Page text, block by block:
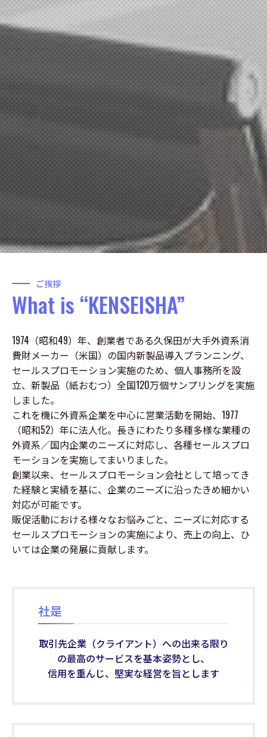
What is “KENSEISHA”
ご挨拶
1974（昭和49）年、創業者である久保田が大手外資系消
費財メーカー（米国）の国内新製品導入プランニング、
セールスプロモーション実施のため、個人事務所を設
立、新製品（紙おむつ）全国120万個サンプリングを実施
しました。
これを機に外資系企業を中心に営業活動を開始、1977
（昭和52）年に法人化。長きにわたり多種多様な業種の
外資系／国内企業のニーズに対応し、各種セールスプロ
モーションを実施してまいりました。
創業以来、セールスプロモーション会社として培ってき
た経験と実績を基に、企業のニーズに沿ったきめ細かい
対応が可能です。
販促活動における様々なお悩みごと、ニーズに対応する
セールスプロモーションの実施により、売上の向上、ひ
いては企業の発展に貢献します。
社是
取引先企業（クライアント）への出来る限り
の最高のサービスを基本姿勢とし、
信用を重んじ、堅実な経営を旨とします